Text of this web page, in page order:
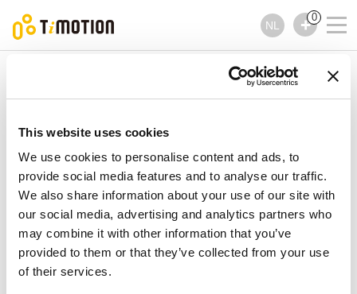
This website uses cookies
We use cookies to personalise content and ads, to
provide social media features and to analyse our traffic.
We also share information about your use of our site with
our social media, advertising and analytics partners who
may combine it with other information that you’ve
provided to them or that they’ve collected from your use
of their services.
NL
0
MA3 Series
MA3 Series
Lineaire actuators